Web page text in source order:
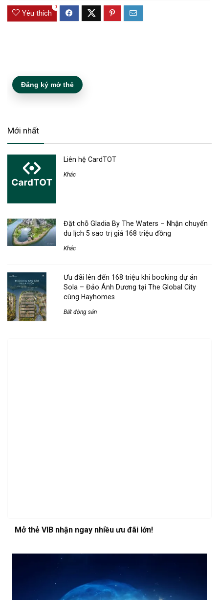
Yêu thích
0
Đăng ký mở thẻ
Mới nhất
Liên hệ CardTOT
Khác
Đặt chỗ Gladia By The Waters – Nhận chuyến
du lịch 5 sao trị giá 168 triệu đồng
Khác
Ưu đãi lên đến 168 triệu khi booking dự án
Sola – Đảo Ánh Dương tại The Global City
cùng Hayhomes
Bất động sản
Mở thẻ VIB nhận ngay nhiều ưu đãi lớn!